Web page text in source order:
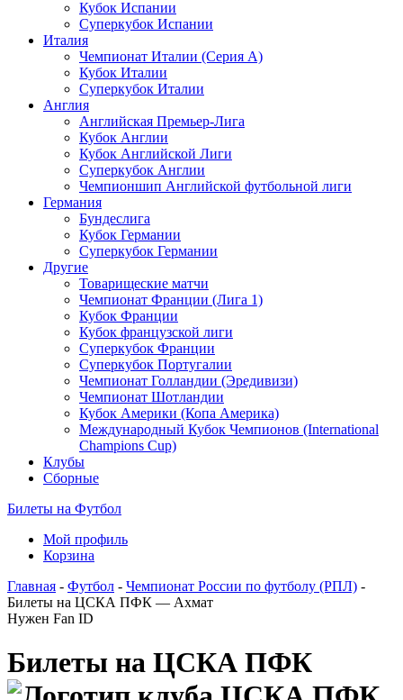
Кубок Испании
Суперкубок Испании
Италия
Чемпионат Италии (Серия А)
Кубок Италии
Суперкубок Италии
Англия
Английская Премьер-Лига
Кубок Англии
Кубок Английской Лиги
Суперкубок Англии
Чемпионшип Английской футбольной лиги
Германия
Бундеслига
Кубок Германии
Суперкубок Германии
Другие
Товарищеские матчи
Чемпионат Франции (Лига 1)
Кубок Франции
Кубок французской лиги
Суперкубок Франции
Суперкубок Португалии
Чемпионат Голландии (Эредивизи)
Чемпионат Шотландии
Кубок Америки (Копа Америка)
Международный Кубок Чемпионов (International
Champions Cup)
Клубы
Сборные
Билеты на Футбол
Мой профиль
Корзина
Главная - Футбол - Чемпионат России по футболу (РПЛ) -
Билеты на ЦСКА ПФК — Ахмат
Нужен Fan ID
Билеты на ЦСКА ПФК